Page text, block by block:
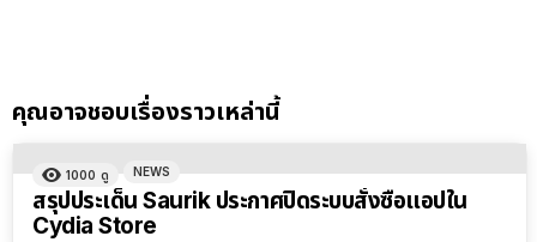
คุณอาจชอบเรื่องราวเหล่านี้
1000 ดู NEWS
สรุปประเด็น Saurik ประกาศปิดระบบสั่งซื้อแอปใน
Cydia Store